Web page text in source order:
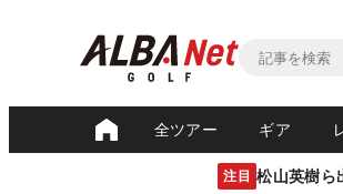
全ツアー ギア
注目 松山英樹